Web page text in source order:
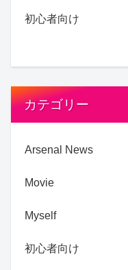
初心者向け
カテゴリー
Arsenal News
Movie
Myself
初心者向け